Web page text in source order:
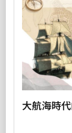
大航海時